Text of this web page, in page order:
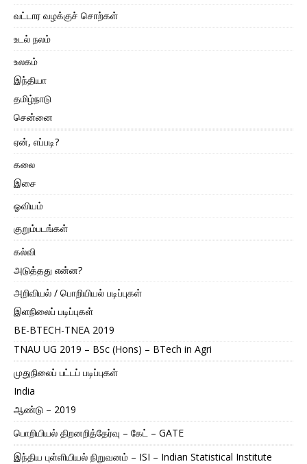
வட்டார வழக்குச் சொற்கள்
உடல் நலம்
உலகம்
இந்தியா
தமிழ்நாடு
சென்னை
ஏன், எப்படி?
கலை
இசை
ஓவியம்
குறும்படங்கள்
கல்வி
அடுத்தது என்ன?
அறிவியல் / பொறியியல் படிப்புகள்
இளநிலைப் படிப்புகள்
BE-BTECH-TNEA 2019
TNAU UG 2019 – BSc (Hons) – BTech in Agri
முதுநிலைப் பட்டப் படிப்புகள்
India
ஆண்டு – 2019
பொறியியல் திறனறித்தேர்வு – கேட் – GATE
இந்திய புள்ளியியல் நிறுவனம் – ISI – Indian Statistical Institute